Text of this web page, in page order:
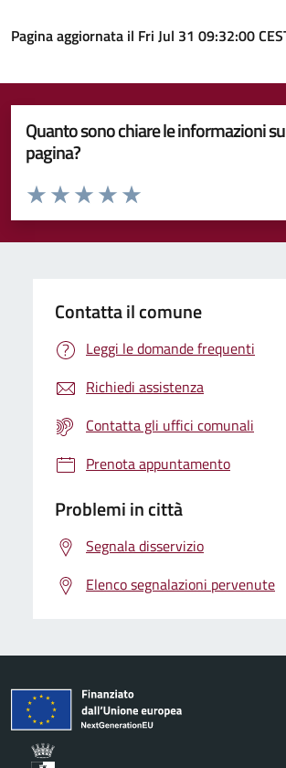
Pagina aggiornata il Fri Jul 31 09:32:00
Quanto sono chiare le informazioni
pagina?
Valuta da 1 a 5 stelle la pagina
Valuta 5 stelle su 5
Valuta 4 stelle su 5
Valuta 3 stelle su 5
Valuta 2 stelle su 5
Valuta 1 stelle su 5
Contatta il comune
Leggi le domande frequenti
Richiedi assistenza
Contatta gli uffici comunali
Prenota appuntamento
Problemi in città
Segnala disservizio
Elenco segnalazioni pervenute